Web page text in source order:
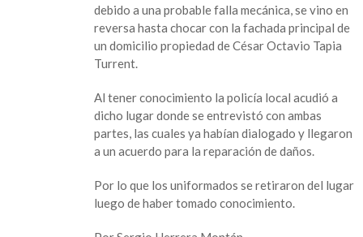
debido a una probable falla mecánica, se vino en
reversa hasta chocar con la fachada principal de
un domicilio propiedad de César Octavio Tapia
Turrent.
Al tener conocimiento la policía local acudió a
dicho lugar donde se entrevistó con ambas
partes, las cuales ya habían dialogado y llegaron
a un acuerdo para la reparación de daños.
Por lo que los uniformados se retiraron del lugar
luego de haber tomado conocimiento.